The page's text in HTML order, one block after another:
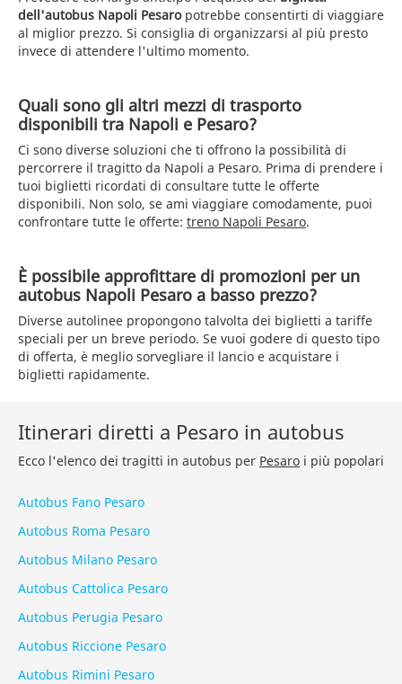
dell'autobus Napoli Pesaropotrebbe consentirti di viaggiare
al miglior prezzo. Si consiglia di organizzarsi al più presto
invece di attendere l'ultimo momento.
Quali sono gli altri mezzi di trasporto
disponibili tra Napoli e Pesaro?
Ci sono diverse soluzioni che ti offrono la possibilità di
percorrere il tragitto da Napoli a Pesaro. Prima di prendere i
tuoi biglietti ricordati di consultare tutte le offerte
disponibili. Non solo, se ami viaggiare comodamente, puoi
confrontare tutte le offerte: treno Napoli Pesaro.
È possibile approfittare di promozioni per un
autobus Napoli Pesaro a basso prezzo?
Diverse autolinee propongono talvolta dei biglietti a tariffe
speciali per un breve periodo. Se vuoi godere di questo tipo
di offerta, è meglio sorvegliare il lancio e acquistare i
biglietti rapidamente.
Itinerari diretti a Pesaro in autobus
Ecco l'elenco dei tragitti in autobus per Pesaro i più popolari
Autobus Fano Pesaro
Autobus Roma Pesaro
Autobus Milano Pesaro
Autobus Cattolica Pesaro
Autobus Perugia Pesaro
Autobus Riccione Pesaro
Autobus Rimini Pesaro